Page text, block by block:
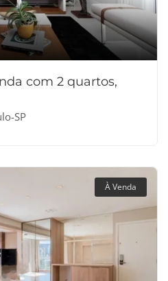
com 2 quartos,
SP
À Venda